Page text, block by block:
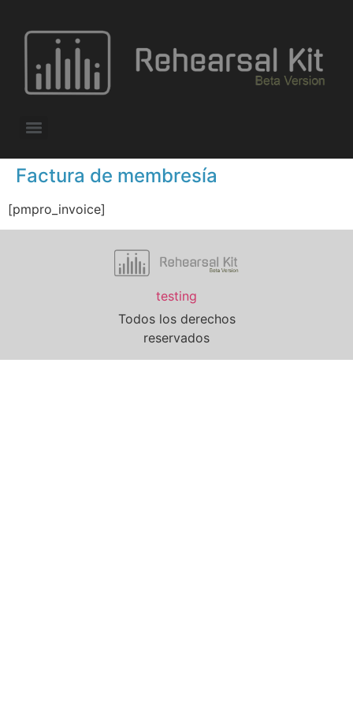
Factura de membresía
[pmpro_invoice]
testing
Todos los derechos
reservados